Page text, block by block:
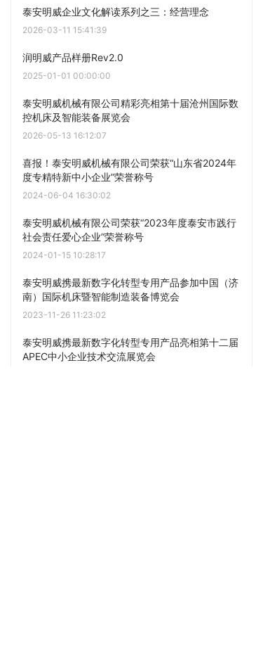
泰安明威企业文化解读系列之三：经营理念
2026-03-11 15:41:39
润明威产品样册Rev2.0
2025-01-01 00:00:00
泰安明威机械有限公司精彩亮相第十届沧州国际数
控机床及智能装备展览会
2026-05-13 16:12:07
喜报！泰安明威机械有限公司荣获“山东省2024年
度专精特新中小企业”荣誉称号
2024-06-04 16:30:02
泰安明威机械有限公司荣获“2023年度泰安市践行
社会责任爱心企业”荣誉称号
2024-01-15 10:28:17
泰安明威携最新数字化转型专用产品参加中国（济
南）国际机床暨智能制造装备博览会
2023-11-26 11:23:02
泰安明威携最新数字化转型专用产品亮相第十二届
APEC中小企业技术交流展览会